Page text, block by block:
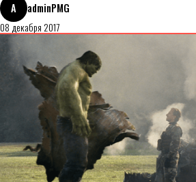
A
adminPMG
08 декабря 2017